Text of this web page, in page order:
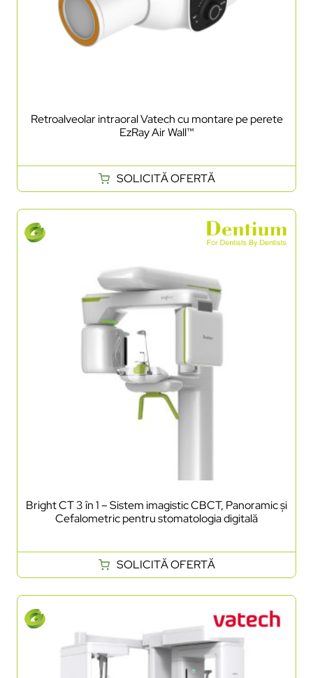
Retroalveolar intraoral Vatech cu montare pe perete
EzRay Air Wall™
SOLICITĂ OFERTĂ
Bright CT 3 în 1 – Sistem imagistic CBCT, Panoramic și
Cefalometric pentru stomatologia digitală
SOLICITĂ OFERTĂ